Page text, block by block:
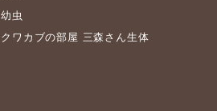
幼虫
クワカブの部屋 三森さん生体